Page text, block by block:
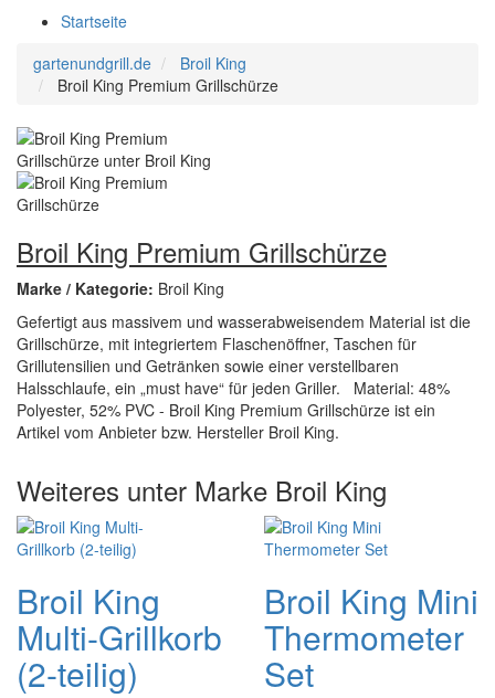
Startseite
gartenundgrill.de
Broil King
Broil King Premium Grillschürze
Broil King Premium Grillschürze
Marke / Kategorie: Broil King
Gefertigt aus massivem und wasserabweisendem Material ist die
Grillschürze, mit integriertem Flaschenöffner, Taschen für
Grillutensilien und Getränken sowie einer verstellbaren
Halsschlaufe, ein „must have“ für jeden Griller. Material: 48%
Polyester, 52% PVC - Broil King Premium Grillschürze ist ein
Artikel vom Anbieter bzw. Hersteller Broil King.
Weiteres unter Marke Broil King
Broil King
Multi-Grillkorb
(2-teilig)
Broil King Mini
Thermometer
Set